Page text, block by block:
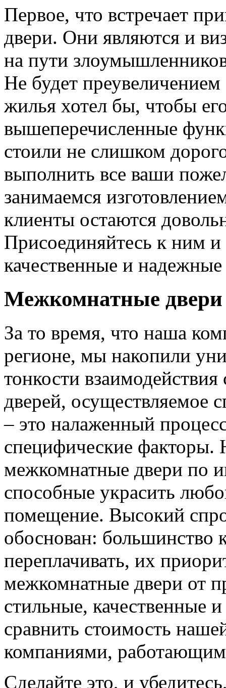
Первое, что встречает
двери. Они являются и
на пути
Не будет
жилья хотел бы, чтобы
вышеперечисленные
стоили не слишком
выполнить все ваши
занимаемся
клиенты остаются
Присоединяйтесь к ним
качественные и
Межкомнатные двери
За то время, что наша
регионе, мы накопили
тонкости
дверей, осуществляемое
– это налаженный
специфические
межкомнатные двери по
способные украсить
помещение. Высокий
обоснован: большинство
переплачивать, их
межкомнатные двери от
стильные, качественные
сравнить стоимость
компаниями,
Сделайте это, и